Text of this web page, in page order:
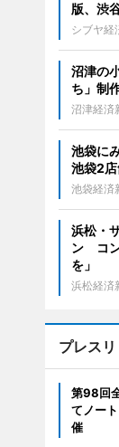
版、渋
シブヤ経
沼津の
ち」制
沼津経済
池袋に
池袋2店
池袋経済
浜松・
ン コン
を」
浜松経済
プレス
第98回
てノー
催